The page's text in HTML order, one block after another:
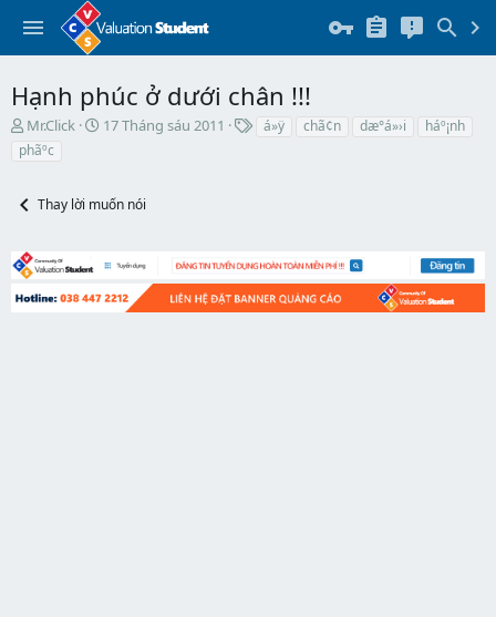
Hạnh phúc ở dưới chân !!!
T
h
a
t
a
r
Mr.Click
N
b
đ
u
17 Tháng sáu 2011 á»ÿ chã¢n dæ°á»›i
háº¡nh
phãºc
Thay lời muốn nói